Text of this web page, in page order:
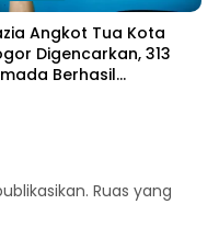
Angkot Tua Kota
Digencarkan, 313
Berhasil
Ruas yang